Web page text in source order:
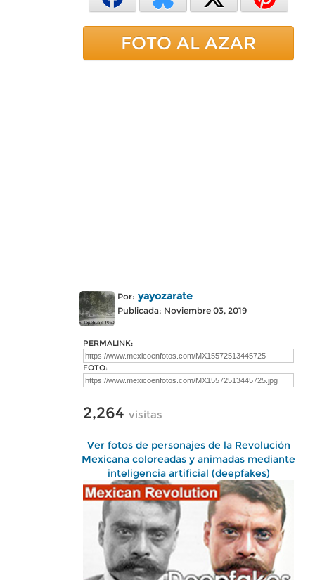
FOTO AL AZAR
Por: yayozarate
Publicada: Noviembre 03, 2019
PERMALINK:
FOTO:
2,264 visitas
Ver fotos de personajes de la Revolución
Mexicana coloreadas y animadas mediante
inteligencia artificial (deepfakes)